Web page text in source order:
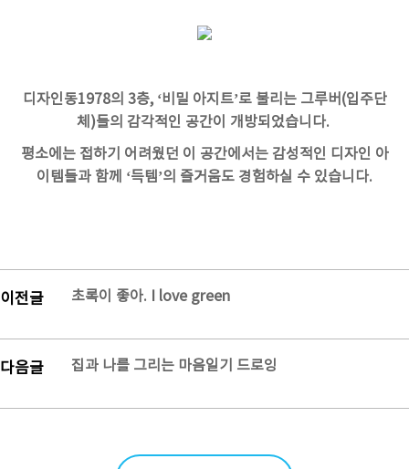
디자인동1978의 3층, ‘비밀 아지트’로 불리는 그루버 (입주단
체 )들의 감각적인 공간이 개방되었습니다.
평소에는 접하기 어려웠던 이 공간에서는 감성적인 디자인 아
이템들과 함께 ‘득템’의 즐거움도 경험하실 수 있습니다.
이전글 초록이 좋아. I love green
다음글 집과 나를 그리는 마음일기 드로잉